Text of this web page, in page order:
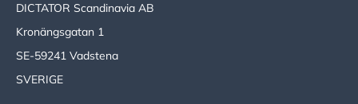
DICTATOR Scandinavia AB
Kronängsgatan 1
SE-59241 Vadstena
SVERIGE